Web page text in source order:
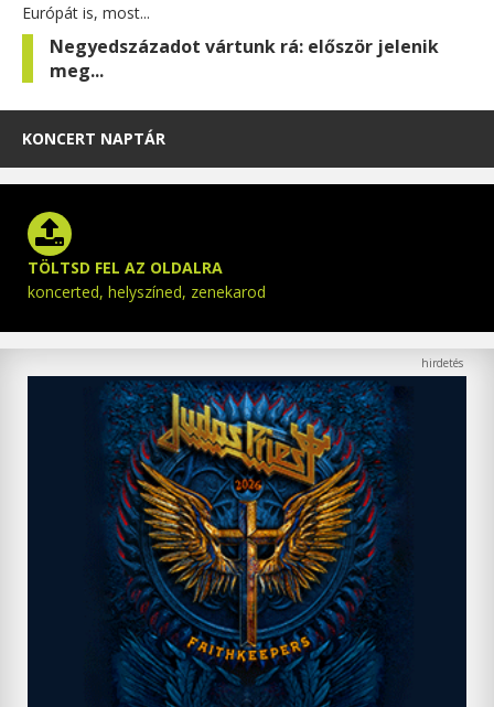
Európát is, most...
Negyedszázadot vártunk rá: először jelenik
meg...
KONCERT NAPTÁR
TÖLTSD FEL AZ OLDALRA
koncerted, helyszíned, zenekarod